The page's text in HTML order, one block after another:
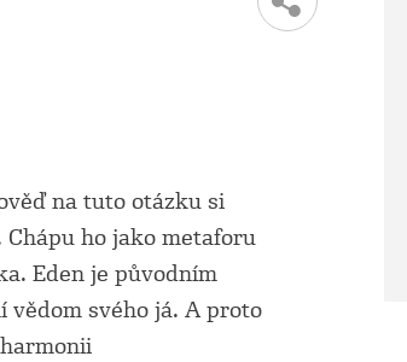
na tuto otázku si
Chápu ho jako metaforu
Eden je původním
vědom svého já. A proto